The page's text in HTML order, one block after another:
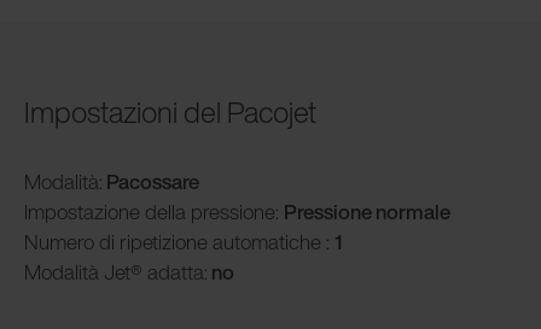
Impostazioni del Pacojet
Modalità: Pacossare
Impostazione della pressione: Pressione normale
Numero di ripetizione automatiche : 1
Modalità Jet® adatta: no